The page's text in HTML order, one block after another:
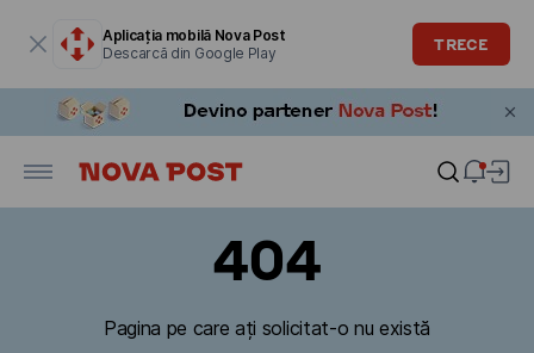
Aplicația mobilă Nova Post
Descarcă din Google Play
TRECE
404
Pagina pe care ați solicitat-o nu există